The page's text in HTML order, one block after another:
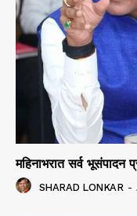
महिनाभरात सर्व भूसंपादन
SHARAD LONKAR -